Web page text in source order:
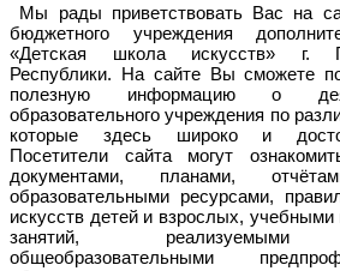
Мы рады приветствовать Вас на
бюджетного учреждения
«Детская школа искусств» г.
Республики. На сайте Вы сможете
полезную информацию о
образовательного учреждения по
которые здесь широко и
Посетители сайта могут
документами, планами,
образовательными ресурсами,
искусств детей и взрослых,
занятий, реализуемыми
общеобразовательными